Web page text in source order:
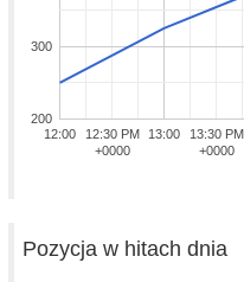
12:00 13:00
12:30 PM
+0000
13:30 PM
+0000
200
300
Pozycja w hitach dnia